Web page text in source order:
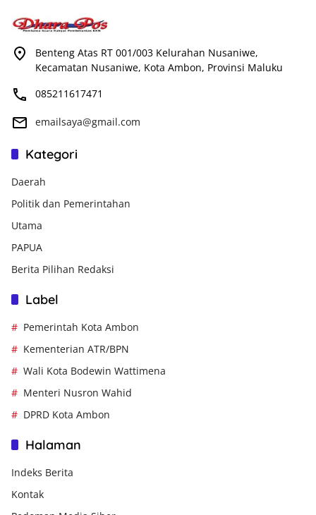
Benteng Atas RT 001/003 Kelurahan Nusaniwe,
Kecamatan Nusaniwe, Kota Ambon, Provinsi Maluku
085211617471
emailsaya@gmail.com
Kategori
Daerah
Politik dan Pemerintahan
Utama
PAPUA
Berita Pilihan Redaksi
Label
Pemerintah Kota Ambon
Kementerian ATR/BPN
Wali Kota Bodewin Wattimena
Menteri Nusron Wahid
DPRD Kota Ambon
Halaman
Indeks Berita
Kontak